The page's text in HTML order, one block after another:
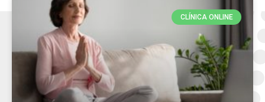
CLÍNICA ONLINE